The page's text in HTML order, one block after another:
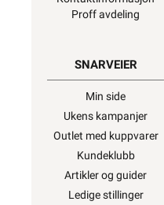
Proff avdeling
SNARVEIER
Min side
Ukens kampanjer
Outlet med kuppvarer
Kundeklubb
Artikler og guider
Ledige stillinger